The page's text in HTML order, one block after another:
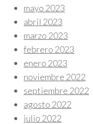
mayo 2023
abril 2023
marzo 2023
febrero 2023
enero 2023
noviembre 2022
septiembre 2022
agosto 2022
julio 2022